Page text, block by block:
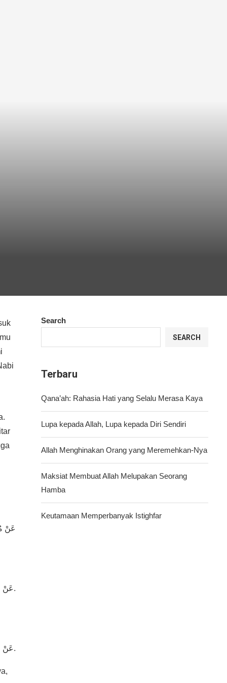
عَنْ
عَنْ مُجَاهِدٍ قَالَ : إِنَّ الْعَبْدَ إِذا أقبل إلى الله عز وجل يقليم أقبلَ اللهُ بِقُلُوبِ الْمُؤْمِنِينَ إِلَيْهِ.
عَنْ مُجَاهِدٍ قَالَ : لا تجد النظر إلى أحبك ولا تسأله من أين جنت وأين تذهب.
Search
SEARCH
Terbaru
Qana’ah: Rahasia Hati yang Selalu Merasa Kaya
Lupa kepada Allah, Lupa kepada Diri Sendiri
Allah Menghinakan Orang yang Meremehkan-Nya
Maksiat Membuat Allah Melupakan Seorang
Hamba
Keutamaan Memperbanyak Istighfar